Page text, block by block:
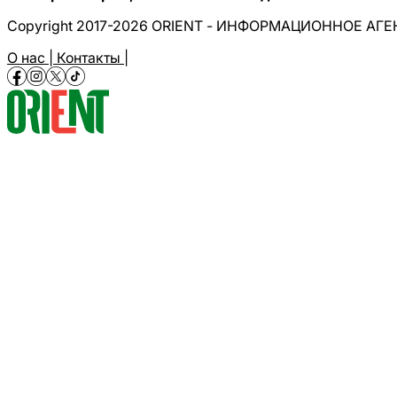
Copyright 2017-2026 ORIENT - ИНФОРМАЦИОННОЕ
О нас | Контакты |